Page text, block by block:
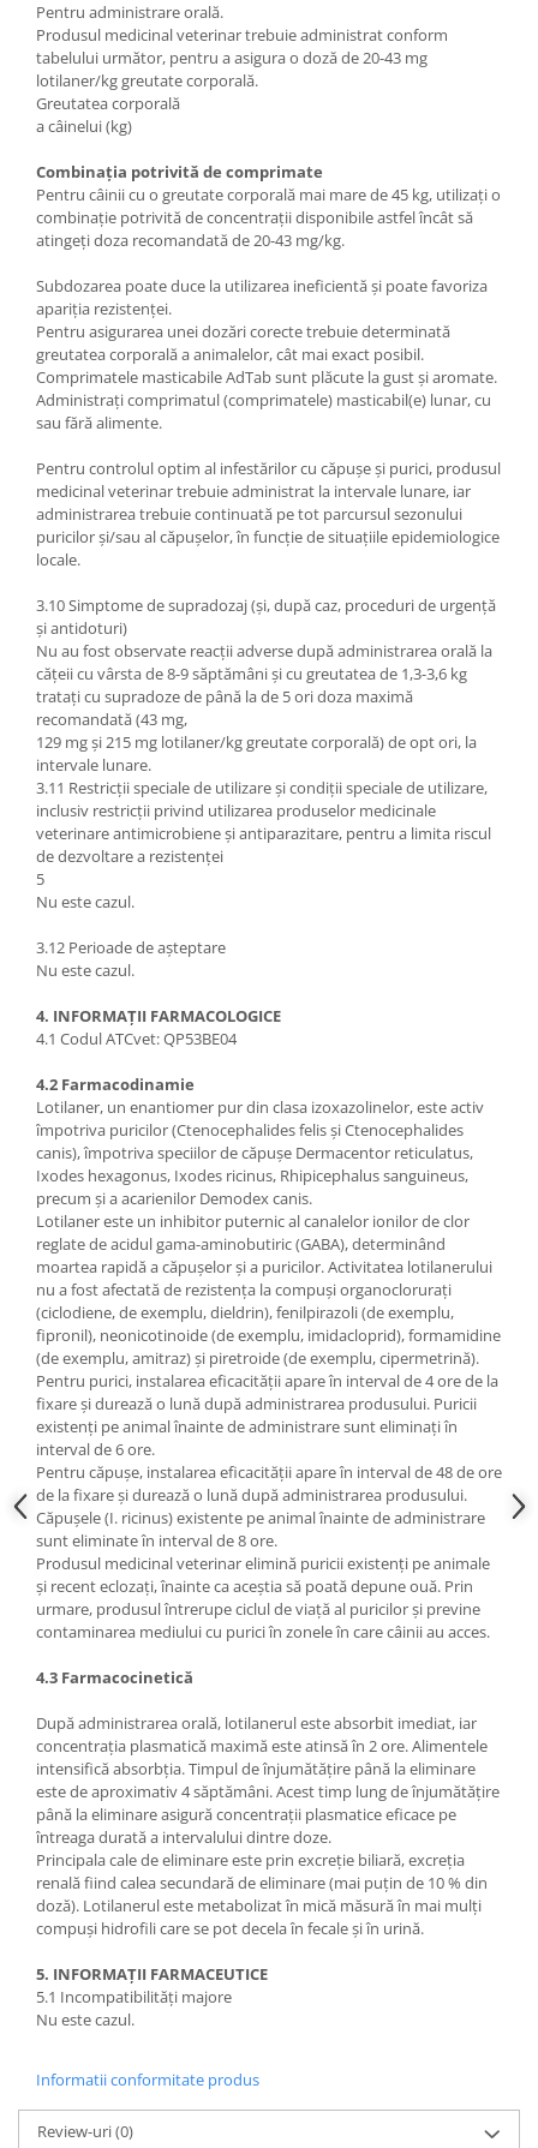
Pentru administrare orală.
Produsul medicinal veterinar trebuie administrat conform
tabelului următor, pentru a asigura o doză de 20-43 mg
lotilaner/kg greutate corporală.
Greutatea corporală
a câinelui (kg)
Combinația potrivită de comprimate
Pentru câinii cu o greutate corporală mai mare de 45 kg, utilizați o
combinație potrivită de concentrații disponibile astfel încât să
atingeți doza recomandată de 20-43 mg/kg.
Subdozarea poate duce la utilizarea ineficientă și poate favoriza
apariția rezistenței.
Pentru asigurarea unei dozări corecte trebuie determinată
greutatea corporală a animalelor, cât mai exact posibil.
Comprimatele masticabile AdTab sunt plăcute la gust și aromate.
Administrați comprimatul (comprimatele) masticabil(e) lunar, cu
sau fără alimente.
Pentru controlul optim al infestărilor cu căpușe și purici, produsul
medicinal veterinar trebuie administrat la intervale lunare, iar
administrarea trebuie continuată pe tot parcursul sezonului
puricilor și/sau al căpușelor, în funcție de situațiile epidemiologice
locale.
3.10 Simptome de supradozaj (și, după caz, proceduri de urgență
și antidoturi)
Nu au fost observate reacții adverse după administrarea orală la
cățeii cu vârsta de 8-9 săptămâni și cu greutatea de 1,3-3,6 kg
tratați cu supradoze de până la de 5 ori doza maximă
recomandată (43 mg,
129 mg și 215 mg lotilaner/kg greutate corporală) de opt ori, la
intervale lunare.
3.11 Restricții speciale de utilizare și condiții speciale de utilizare,
inclusiv restricții privind utilizarea produselor medicinale
veterinare antimicrobiene și antiparazitare, pentru a limita riscul
de dezvoltare a rezistenței
5
Nu este cazul.
3.12 Perioade de așteptare
Nu este cazul.
4. INFORMAȚII FARMACOLOGICE
4.1 Codul ATCvet: QP53BE04
4.2 Farmacodinamie
Lotilaner, un enantiomer pur din clasa izoxazolinelor, este activ
împotriva puricilor (Ctenocephalides felis și Ctenocephalides
canis), împotriva speciilor de căpușe Dermacentor reticulatus,
Ixodes hexagonus, Ixodes ricinus, Rhipicephalus sanguineus,
precum și a acarienilor Demodex canis.
Lotilaner este un inhibitor puternic al canalelor ionilor de clor
reglate de acidul gama-aminobutiric (GABA), determinând
moartea rapidă a căpușelor și a puricilor. Activitatea lotilanerului
nu a fost afectată de rezistența la compuși organoclorurați
(ciclodiene, de exemplu, dieldrin), fenilpirazoli (de exemplu,
fipronil), neonicotinoide (de exemplu, imidacloprid), formamidine
(de exemplu, amitraz) și piretroide (de exemplu, cipermetrină).
Pentru purici, instalarea eficacității apare în interval de 4 ore de la
fixare și durează o lună după administrarea produsului. Puricii
existenți pe animal înainte de administrare sunt eliminați în
interval de 6 ore.
Pentru căpușe, instalarea eficacității apare în interval de 48 de ore
de la fixare și durează o lună după administrarea produsului.
Căpușele (I. ricinus) existente pe animal înainte de administrare
sunt eliminate în interval de 8 ore.
Produsul medicinal veterinar elimină puricii existenți pe animale
și recent eclozați, înainte ca aceștia să poată depune ouă. Prin
urmare, produsul întrerupe ciclul de viață al puricilor și previne
contaminarea mediului cu purici în zonele în care câinii au acces.
4.3 Farmacocinetică
După administrarea orală, lotilanerul este absorbit imediat, iar
concentrația plasmatică maximă este atinsă în 2 ore. Alimentele
intensifică absorbția. Timpul de înjumătățire până la eliminare
este de aproximativ 4 săptămâni. Acest timp lung de înjumătățire
până la eliminare asigură concentrații plasmatice eficace pe
întreaga durată a intervalului dintre doze.
Principala cale de eliminare este prin excreție biliară, excreția
renală fiind calea secundară de eliminare (mai puțin de 10 % din
doză). Lotilanerul este metabolizat în mică măsură în mai mulți
compuși hidrofili care se pot decela în fecale și în urină.
5. INFORMAȚII FARMACEUTICE
5.1 Incompatibilități majore
Nu este cazul.
Informatii conformitate produs
Review-uri(0)